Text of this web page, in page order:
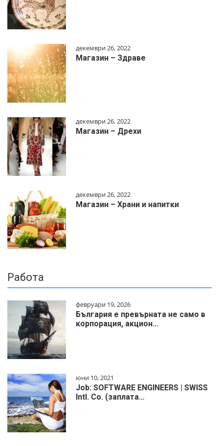
декември 26, 2022
Магазин – Здраве
декември 26, 2022
Магазин – Дрехи
декември 26, 2022
Магазин – Храни и напитки
Работа
февруари 19, 2026
България е превърната не само в
корпорация, акцион…
юни 10, 2021
Job: SOFTWARE ENGINEERS | SWISS
Intl. Co. (заплата…